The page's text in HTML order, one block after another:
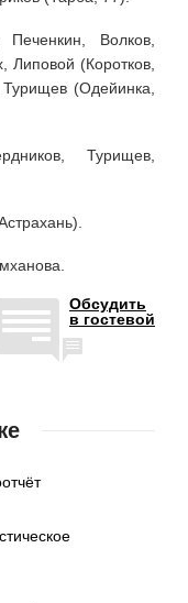
Волков,
Липовой (Коротков,
(Одейинка,
Турищев,
Обсудить
в гостевой